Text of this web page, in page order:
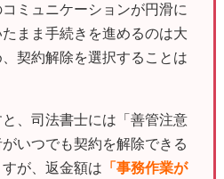
ミュニケーションが円滑に
まま手続きを進めるのは大
契約解除を選択することは
、司法書士には「善管注意
いつでも契約を解除できる
が、返金額は 「事務作業が